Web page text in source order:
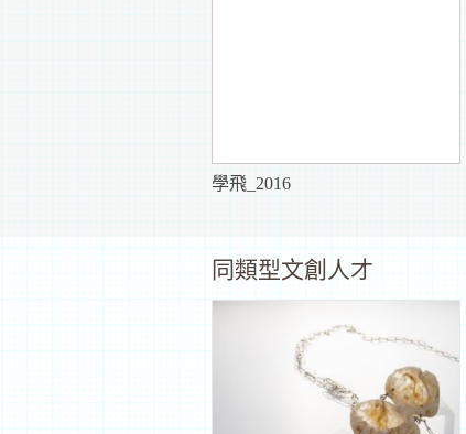
學飛_2016
同類型文創人才